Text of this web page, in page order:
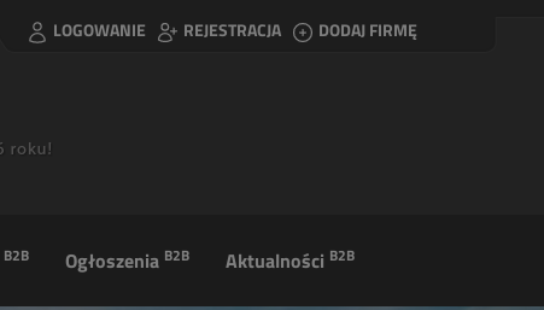
LOGOWANIE REJESTRACJA DODAJ FIRMĘ
B2B Ogłoszenia B2B Aktualności B2B